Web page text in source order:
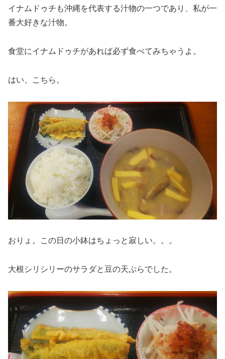
イナムドゥチも沖縄を代表する汁物の一つであり、私が一
番大好きな汁物。
食堂にイナムドゥチがあれば必ず食べてみちゃうよ。
はい、こちら。
おりょ。この日の小鉢はちょっと寂しい。。。
大根シリシリーのサラダと豆の天ぷらでした。